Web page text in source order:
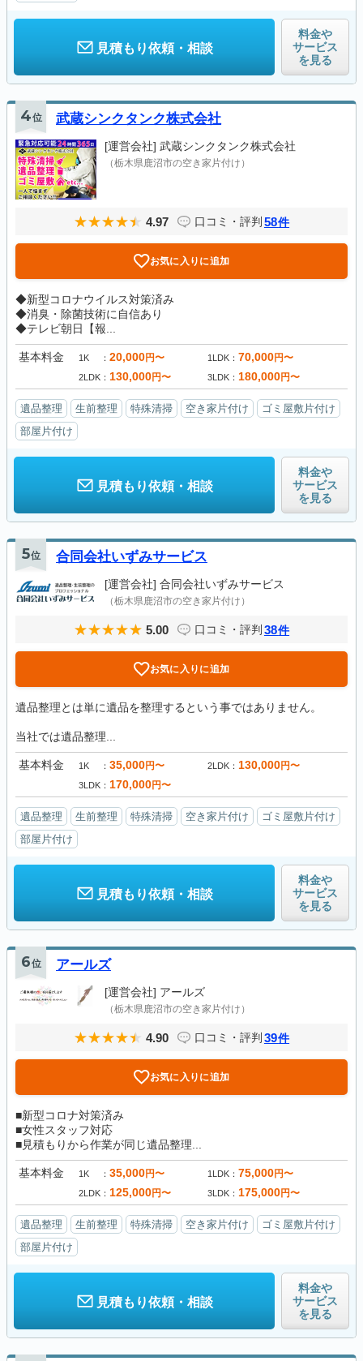
見積もり依頼・相談
料金や
サービス
を見る
4位 武蔵シンクタンク株式会社
[運営会社] 武蔵シンクタンク株式会社
（栃木県鹿沼市の空き家片付け）
4.97 口コミ・評判 58件
お気に入りに追加
◆新型コロナウイルス対策済み
◆消臭・除菌技術に自信あり
◆テレビ朝日【報...
基本料金 1K 20,000円〜 1LDK 70,000円〜
2LDK 130,000円〜 3LDK 180,000円〜
遺品整理 生前整理 特殊清掃 空き家片付け
ゴミ屋敷片付け
部屋片付け
見積もり依頼・相談
料金や
サービス
を見る
5位 合同会社いずみサービス
[運営会社] 合同会社いずみサービス
（栃木県鹿沼市の空き家片付け）
5.00 口コミ・評判 38件
お気に入りに追加
遺品整理とは単に遺品を整理するという事ではありません。
当社では遺品整理...
基本料金 1K 35,000円〜 2LDK 130,000円〜
3LDK 170,000円〜
遺品整理 生前整理 特殊清掃 空き家片付け
ゴミ屋敷片付け
部屋片付け
見積もり依頼・相談
料金や
サービス
を見る
6位 アールズ
[運営会社] アールズ
（栃木県鹿沼市の空き家片付け）
4.90 口コミ・評判 39件
お気に入りに追加
■新型コロナ対策済み
■女性スタッフ対応
■見積もりから作業が同じ遺品整理...
基本料金 1K 35,000円〜 1LDK 75,000円〜
2LDK 125,000円〜 3LDK 175,000円〜
遺品整理 生前整理 特殊清掃 空き家片付け
ゴミ屋敷片付け
部屋片付け
見積もり依頼・相談
料金や
サービス
を見る